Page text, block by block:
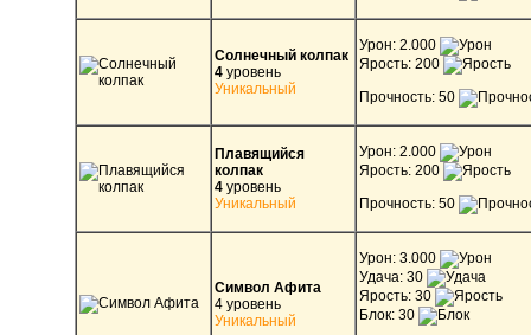
Солнечный колпак
4 уровень
Уникальный
Урон: 2.000
Ярость: 200
Прочность: 50
Плавящийся
колпак
4 уровень
Уникальный
Урон: 2.000
Ярость: 200
Прочность: 50
Символ Афита
4 уровень
Уникальный
Урон: 3.000
Удача: 30
Ярость: 30
Блок: 30